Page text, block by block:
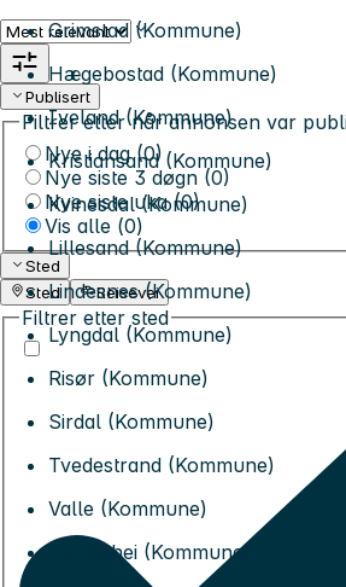
Grimstad (Kommune)
Hægebostad (Kommune)
Iveland (Kommune)
Kristiansand (Kommune)
Kvinesdal (Kommune)
Lillesand (Kommune)
Lindesnes (Kommune)
Lyngdal (Kommune)
Risør (Kommune)
Sirdal (Kommune)
Tvedestrand (Kommune)
Valle (Kommune)
Vegårshei (Kommune)
Sorter etter
Publisert
Filtrer etter når annonsen var
Nye i dag (0)
Nye siste 3 døgn (0)
Nye siste uka (0)
Vis alle (0)
Sted
Sted
Reisevei
Filtrer etter sted